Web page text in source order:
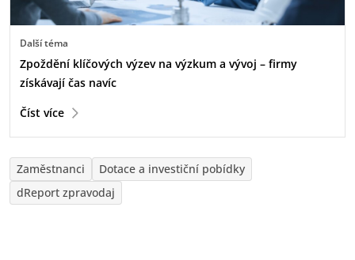
Další téma
Zpoždění klíčových výzev na výzkum a vývoj – firmy
získávají čas navíc
Číst více
Zaměstnanci
Dotace a investiční pobídky
dReport zpravodaj